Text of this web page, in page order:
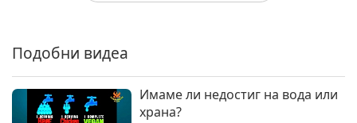
4
0:44
Shorts 2021-11-09 7334Преглед
Подобни видеа
Имаме ли недостиг на вода или
храна?